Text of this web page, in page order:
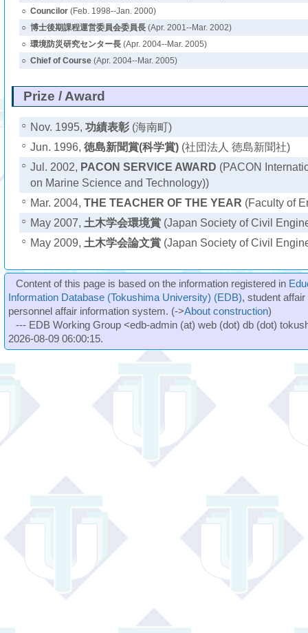
○ Councilor(Feb. 1998--Jan. 2000)
○ 博士後期課程運営委員会委員長(Apr. 2001--Mar. 2002)
○ 環境防災研究センター長(Apr. 2004--Mar. 2005)
○ Chief of Course(Apr. 2004--Mar. 2005)
Prize / Award
○ Nov. 1995, 功績表彰(海南町)
○ Jun. 1996, 徳島新聞賞(科学賞)(社団法人 徳島新聞社)
○ Jul. 2002, PACON SERVICE AWARD (PACON
on Marine Science and Technology))
○ Mar. 2004, THE TEACHER OF THE YEAR (Faculty of
○ May 2007, 土木学会環境賞(Japan Society of Civil
○ May 2009, 土木学会論文賞(Japan Society of Civil
Content of this page is based on the information registered in
Information Database (Tokushima University) (EDB), student
personnel affair information system. (->About construction)
--- EDB Working Group <edb-admin (at) web (dot) db (dot)
2026-08-09 06:00:15.